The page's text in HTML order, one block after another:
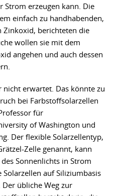
Strom erzeugen kann. Die
einfach zu handhabenden,
Zinkoxid, berichteten die
wollen sie mit dem
angehen und auch dessen
erwartet. Das könnte zu
bei Farbstoffsolarzellen
für
of Washington und
Der flexible Solarzellentyp,
Zelle genannt, kann
Sonnenlichts in Strom
auf Siliziumbasis
übliche Weg zur